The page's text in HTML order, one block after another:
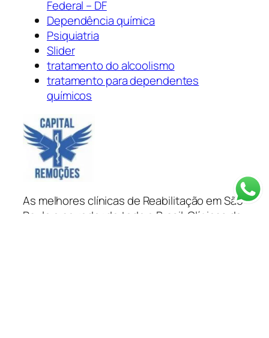
Federal – DF
Dependência química
Psiquiatria
Slider
tratamento do alcoolismo
tratamento para dependentes
químicos
As melhores clínicas de Reabilitação em São
Paulo e ao redor de todo o Brasil. Clínicas de